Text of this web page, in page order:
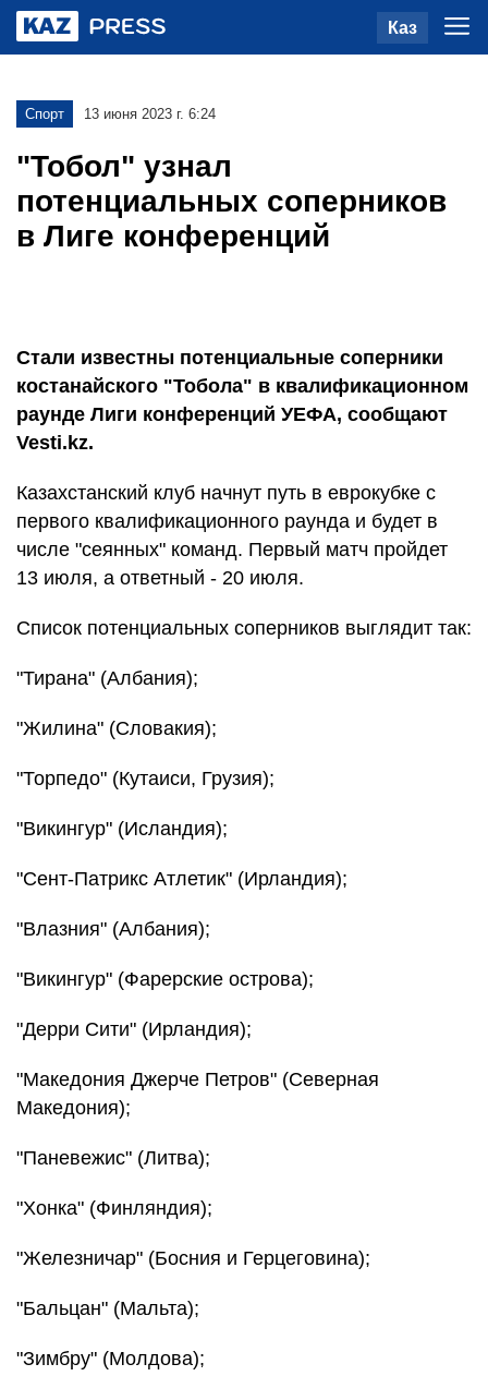
Каз
Спорт 13 июня 2023 г. 6:24
"Тобол" узнал
потенциальных соперников
в Лиге конференций
Стали известны потенциальные соперники
костанайского "Тобола" в квалификационном
раунде Лиги конференций УЕФА, сообщают
Vesti.kz.
Казахстанский клуб начнут путь в еврокубке с
первого квалификационного раунда и будет в
числе "сеянных" команд. Первый матч пройдет
13 июля, а ответный - 20 июля.
Список потенциальных соперников выглядит так:
"Тирана" (Албания);
"Жилина" (Словакия);
"Торпедо" (Кутаиси, Грузия);
"Викингур" (Исландия);
"Сент-Патрикс Атлетик" (Ирландия);
"Влазния" (Албания);
"Викингур" (Фарерские острова);
"Дерри Сити" (Ирландия);
"Македония Джерче Петров" (Северная
Македония);
"Паневежис" (Литва);
"Хонка" (Финляндия);
"Железничар" (Босния и Герцеговина);
"Бальцан" (Мальта);
"Зимбру" (Молдова);